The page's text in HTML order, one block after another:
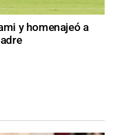
y homenajeó a